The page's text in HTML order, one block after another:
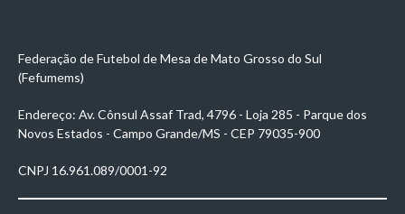
Federação de Futebol de Mesa de Mato Grosso do Sul
(Fefumems)
Endereço: Av. Cônsul Assaf Trad, 4796 - Loja 285 - Parque dos
Novos Estados - Campo Grande/MS - CEP 79035-900
CNPJ 16.961.089/0001-92